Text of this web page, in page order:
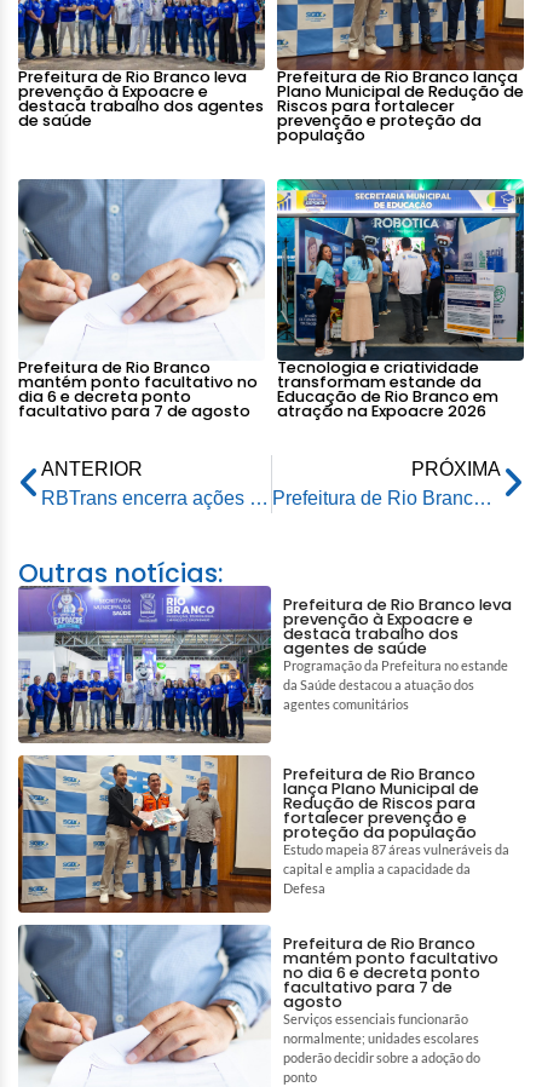
Prefeitura de Rio Branco leva
prevenção à Expoacre e
destaca trabalho dos agentes
de saúde
Prefeitura de Rio Branco lança
Plano Municipal de Redução de
Riscos para fortalecer
prevenção e proteção da
população
Prefeitura de Rio Branco
mantém ponto facultativo no
dia 6 e decreta ponto
facultativo para 7 de agosto
Tecnologia e criatividade
transformam estande da
Educação de Rio Branco em
atração na Expoacre 2026
ANTERIOR
RBTrans encerra ações do Maio Amarelo com reforço na conscientização no trânsito
PRÓXIMA
Prefeitura de Rio Branco e Governo do Acre promovem ação pela redução da mortalidade materna
Outras notícias:
Prefeitura de Rio Branco leva
prevenção à Expoacre e
destaca trabalho dos
agentes de saúde
Programação da Prefeitura no estande
da Saúde destacou a atuação dos
agentes comunitários
Prefeitura de Rio Branco
lança Plano Municipal de
Redução de Riscos para
fortalecer prevenção e
proteção da população
Estudo mapeia 87 áreas vulneráveis da
capital e amplia a capacidade da
Defesa
Prefeitura de Rio Branco
mantém ponto facultativo
no dia 6 e decreta ponto
facultativo para 7 de
agosto
Serviços essenciais funcionarão
normalmente; unidades escolares
poderão decidir sobre a adoção do
ponto